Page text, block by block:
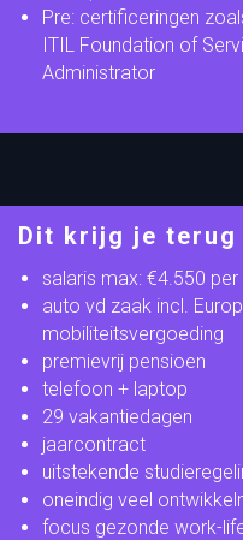
Pre: certificeringen
ITIL Foundation of
Administrator
Dit krijg je terug
salaris max: €4.550
auto vd zaak incl.
mobiliteitsvergoeding
premievrij pensioen
telefoon + laptop
29 vakantiedagen
jaarcontract
uitstekende
oneindig veel
focus gezonde work-